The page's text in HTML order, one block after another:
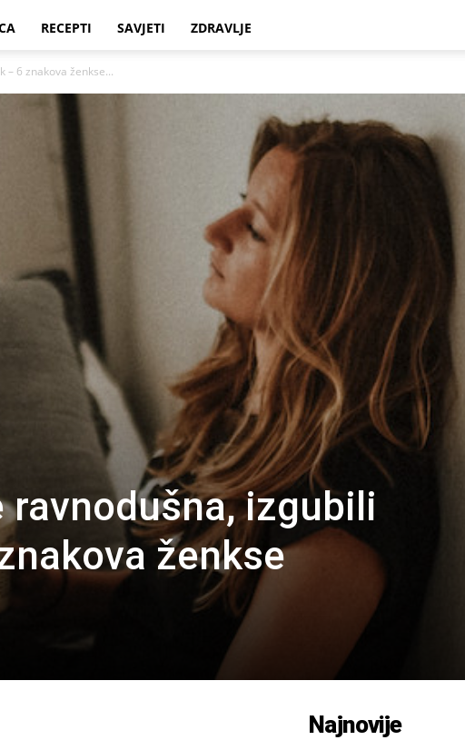
RECEPTI SAVJETI ZDRAVLJE
– 6 znakova ženkse...
ravnodušna, izgubili
ženkse
Najnovije